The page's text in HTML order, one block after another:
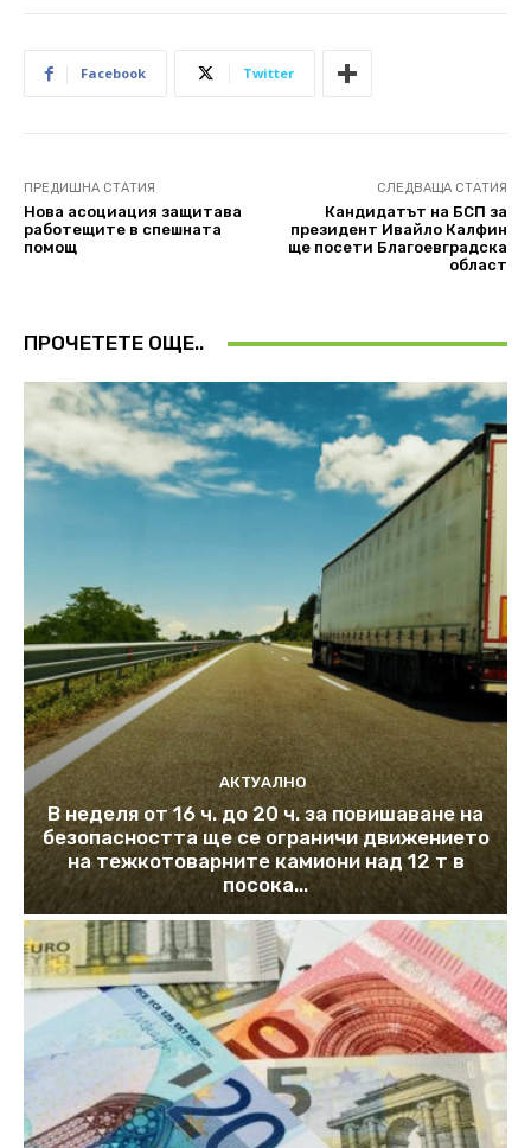
Facebook Twitter
ПРЕДИШНА СТАТИЯ
Нова асоциация защитава
работещите в спешната
помощ
СЛЕДВАЩА СТАТИЯ
Кандидатът на БСП за
президент Ивайло Калфин
ще посети Благоевградска
област
ПРОЧЕТЕТЕ ОЩЕ..
АКТУАЛНО
В неделя от 16 ч. до 20 ч. за повишаване на
безопасността ще се ограничи движението
на тежкотоварните камиони над 12 т в
посока...